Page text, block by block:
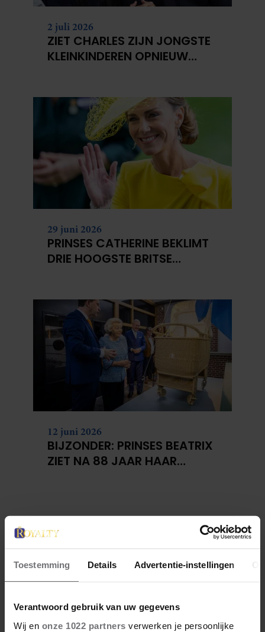
Toestemming Details Advertentie-instellingen
Verantwoord gebruik van uw gegevens
Wij en onze 1022 partners verwerken je persoonlijke
2 juli 2026
ZIET CHARLES ZIJN JONGSTE
KLEINKINDEREN OPNIEUW
29 juni 2026
PRINSES CATHERINE BEKLIMT
DRIE HOOGSTE BRITSE
12 juni 2026
BIJZONDER: PRINSES BEATRIX
ZIET NA 88 JAAR HAAR